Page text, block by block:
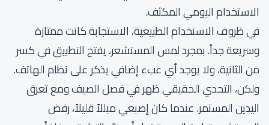
الاستخدام اليومي المكثف.
في ظروف الاستخدام الطبيعية، الاستجابة كانت ممتازة
وسريعة جداً. بمجرد لمس المستشعر، يفتح التطبيق في كسر
من الثانية، ولا يوجد أي عبء إضافي يذكر على نظام الهاتف.
ولكن، التحدي الحقيقي ظهر في فصل الصيف ومع تعرق
اليدين المستمر. عندما كان إصبعي مبللاً قليلاً، رفض